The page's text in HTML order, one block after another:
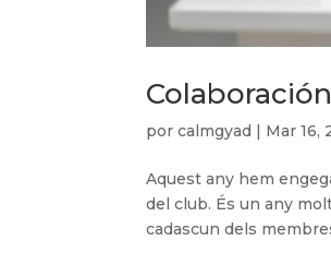
porcalmgyad | Mar 16,
Aquest any hem
del club. És un any
cadascun dels